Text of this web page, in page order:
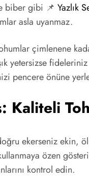
biber gibi 📌 Yazlık
asla uyanmaz.
çimlenene
yetersizse
pencere önüne
Kaliteli
ekerseniz ekin,
özen
kontrol edin.